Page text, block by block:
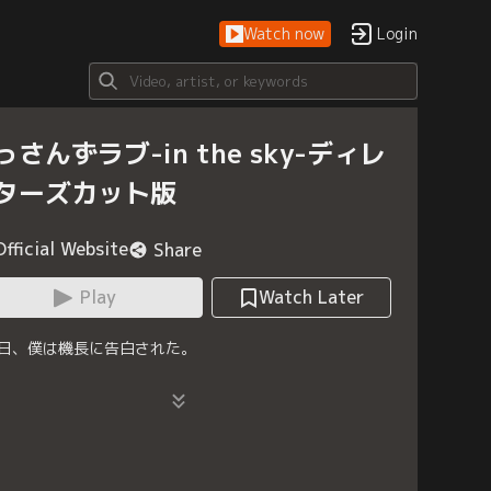
Watch now Login
さんずラブ-in the sky-ディレ
ーズカット版
Website
Share
Play
Watch Later
、僕は機長に告白された。